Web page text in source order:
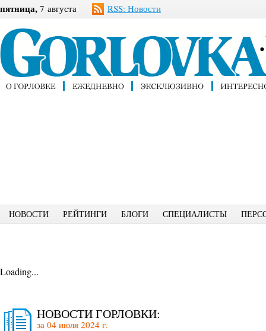
пятница, 7 августа RSS: Новости
НОВОСТИ РЕЙТИНГИ БЛОГИ СПЕЦИАЛИСТЫ
Loading...
НОВОСТИ ГОРЛОВКИ:
за 04 июля 2024 г.